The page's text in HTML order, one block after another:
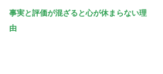
事実と評価が混ざると心が休まらない理
由